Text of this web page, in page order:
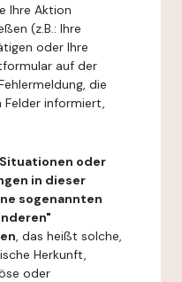
Ihre Aktion
(z.B.: Ihre
oder Ihre
auf der
die
Felder informiert,
oder
in dieser
sogenannten
, das heißt solche,
Herkunft,
oder